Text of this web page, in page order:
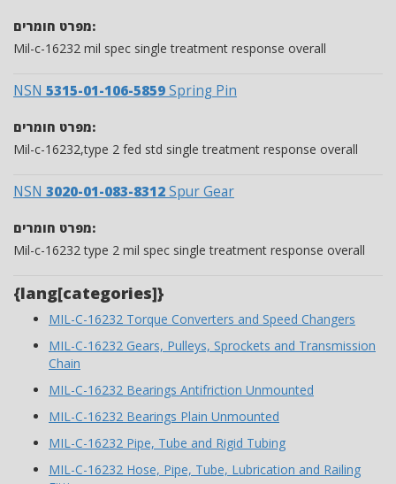
מפרט חומרים:
Mil-c-16232 mil spec single treatment response overall
NSN 5315-01-106-5859Spring Pin
מפרט חומרים:
Mil-c-16232,type 2 fed std single treatment response overall
NSN 3020-01-083-8312Spur Gear
מפרט חומרים:
Mil-c-16232 type 2 mil spec single treatment response overall
{lang[categories]}
MIL-C-16232 Torque Converters and Speed Changers
MIL-C-16232 Gears, Pulleys, Sprockets and Transmission
Chain
MIL-C-16232 Bearings Antifriction Unmounted
MIL-C-16232 Bearings Plain Unmounted
MIL-C-16232 Pipe, Tube and Rigid Tubing
MIL-C-16232 Hose, Pipe, Tube, Lubrication and Railing